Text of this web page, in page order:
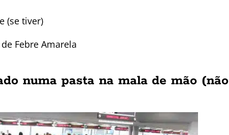
(se tiver)
Febre Amarela
numa pasta na mala de mão (não